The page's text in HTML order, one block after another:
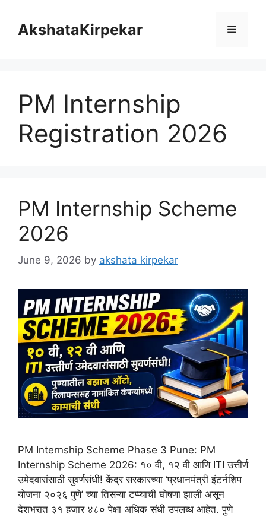
contentAkshataKirpekar Menu
PM Internship
Registration 2026
PM Internship Scheme
2026
June 9, 2026 by akshata kirpekar
PM Internship Scheme Phase 3 Pune: PM
Internship Scheme 2026: १० वी, १२ वी आणि ITI उत्तीर्ण
उमेदवारांसाठी सुवर्णसंधी! केंद्र सरकारच्या ‘प्रधानमंत्री इंटर्नशिप
योजना २०२६ पुणे’ च्या तिसऱ्या टप्प्याची घोषणा झाली असून
देशभरात ३१ हजार ४८० पेक्षा अधिक संधी उपलब्ध आहेत. पुणे